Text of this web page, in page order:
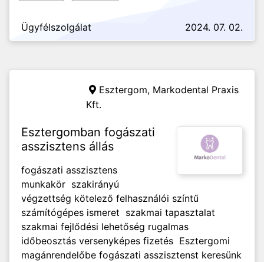
Ügyfélszolgálat 2024. 07. 02.
Esztergom, Markodental Praxis
Kft.
Esztergomban fogászati
asszisztens állás
fogászati asszisztens
munkakör szakirányú
végzettség kötelező felhasználói színtű
számítógépes ismeret szakmai tapasztalat
szakmai fejlődési lehetőség rugalmas
időbeosztás versenyképes fizetés Esztergomi
magánrendelőbe fogászati asszisztenst keresünk